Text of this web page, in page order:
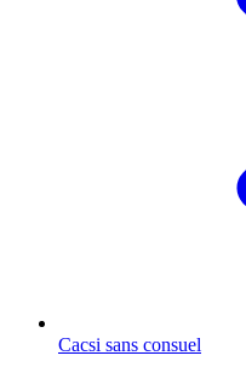
Cacsi sans consuel